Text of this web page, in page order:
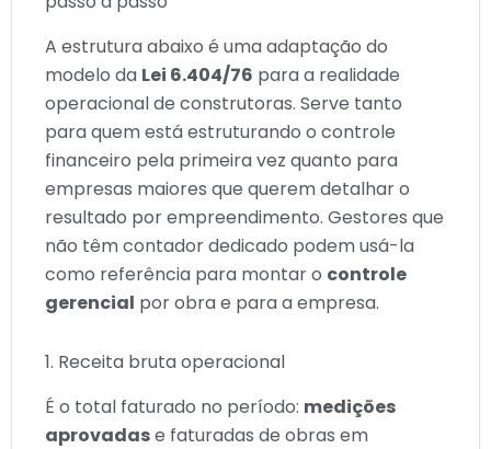
A estrutura abaixo é uma adaptação do
modelo da Lei 6.404/76 para a realidade
operacional de construtoras. Serve tanto
para quem está estruturando o controle
financeiro pela primeira vez quanto para
empresas maiores que querem detalhar o
resultado por empreendimento. Gestores que
não têm contador dedicado podem usá-la
como referência para montar o controle
gerencial por obra e para a empresa.
1. Receita bruta operacional
É o total faturado no período: medições
aprovadase faturadas de obras em